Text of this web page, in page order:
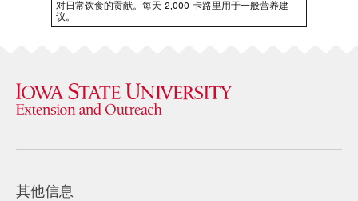
对日常饮食的贡献。每天 2,000 卡路里用于一般营养建
议。
其他信息